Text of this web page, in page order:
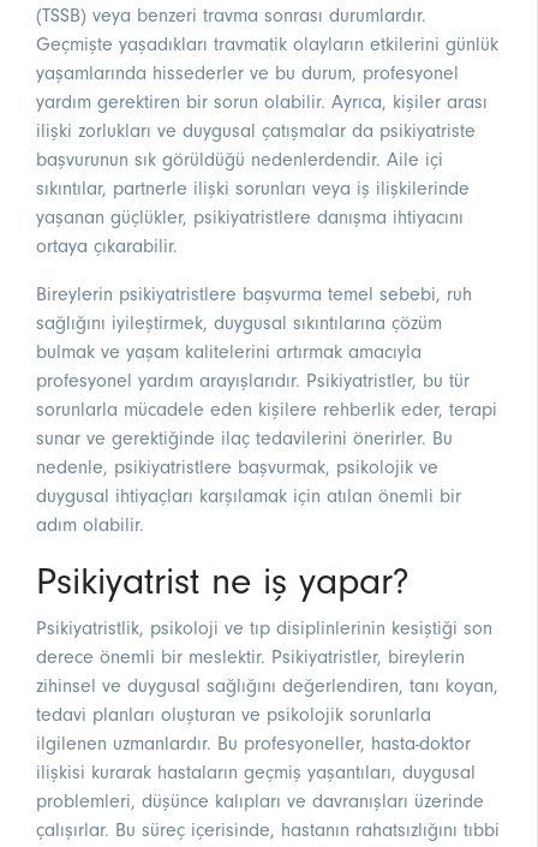
(TSSB) veya benzeri travma sonrası durumlardır.
Geçmişte yaşadıkları travmatik olayların etkilerini günlük
yaşamlarında hissederler ve bu durum, profesyonel
yardım gerektiren bir sorun olabilir. Ayrıca, kişiler arası
ilişki zorlukları ve duygusal çatışmalar da psikiyatriste
başvurunun sık görüldüğü nedenlerdendir. Aile içi
sıkıntılar, partnerle ilişki sorunları veya iş ilişkilerinde
yaşanan güçlükler, psikiyatristlere danışma ihtiyacını
ortaya çıkarabilir.
Bireylerin psikiyatristlere başvurma temel sebebi, ruh
sağlığını iyileştirmek, duygusal sıkıntılarına çözüm
bulmak ve yaşam kalitelerini artırmak amacıyla
profesyonel yardım arayışlarıdır. Psikiyatristler, bu tür
sorunlarla mücadele eden kişilere rehberlik eder, terapi
sunar ve gerektiğinde ilaç tedavilerini önerirler. Bu
nedenle, psikiyatristlere başvurmak, psikolojik ve
duygusal ihtiyaçları karşılamak için atılan önemli bir
adım olabilir.
Psikiyatrist ne iş yapar?
Psikiyatristlik, psikoloji ve tıp disiplinlerinin kesiştiği son
derece önemli bir meslektir. Psikiyatristler, bireylerin
zihinsel ve duygusal sağlığını değerlendiren, tanı koyan,
tedavi planları oluşturan ve psikolojik sorunlarla
ilgilenen uzmanlardır. Bu profesyoneller, hasta-doktor
ilişkisi kurarak hastaların geçmiş yaşantıları, duygusal
problemleri, düşünce kalıpları ve davranışları üzerinde
çalışırlar. Bu süreç içerisinde, hastanın rahatsızlığını tıbbi